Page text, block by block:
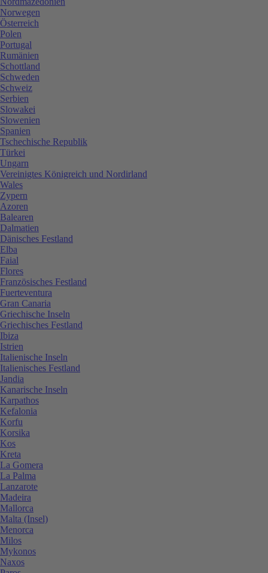
Norwegen
Österreich
Polen
Portugal
Rumänien
Schottland
Schweden
Schweiz
Serbien
Slowakei
Slowenien
Spanien
Tschechische Republik
Türkei
Ungarn
Vereinigtes Königreich und Nordirland
Wales
Zypern
Azoren
Balearen
Dalmatien
Dänisches Festland
Elba
Faial
Flores
Französisches Festland
Fuerteventura
Gran Canaria
Griechische Inseln
Griechisches Festland
Ibiza
Istrien
Italienische Inseln
Italienisches Festland
Jandia
Kanarische Inseln
Karpathos
Kefalonia
Korfu
Korsika
Kos
Kreta
La Gomera
La Palma
Lanzarote
Madeira
Mallorca
Malta (Insel)
Menorca
Milos
Mykonos
Naxos